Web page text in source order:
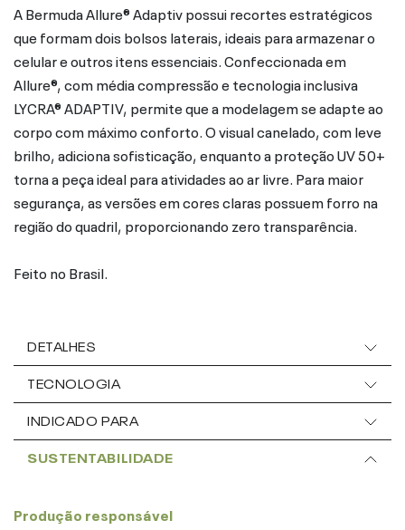
A Bermuda Allure® Adaptiv possui recortes estratégicos
que formam dois bolsos laterais, ideais para armazenar o
celular e outros itens essenciais. Confeccionada em
Allure®, com média compressão e tecnologia inclusiva
LYCRA® ADAPTIV, permite que a modelagem se adapte ao
corpo com máximo conforto. O visual canelado, com leve
brilho, adiciona sofisticação, enquanto a proteção UV 50+
torna a peça ideal para atividades ao ar livre. Para maior
segurança, as versões em cores claras possuem forro na
região do quadril, proporcionando zero transparência.
Feito no Brasil.
DETALHES
TECNOLOGIA
INDICADO PARA
SUSTENTABILIDADE
Produção responsável